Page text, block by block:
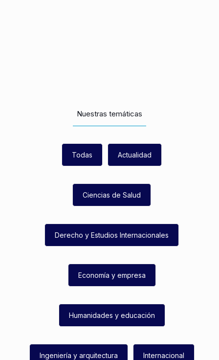
Nuestras temáticas
Todas Actualidad
Ciencias de Salud
Derecho y Estudios Internacionales
Economía y empresa
Humanidades y educación
Ingeniería y arquitectura Internacional